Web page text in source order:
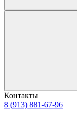
Контакты
8 (913) 881-67-96